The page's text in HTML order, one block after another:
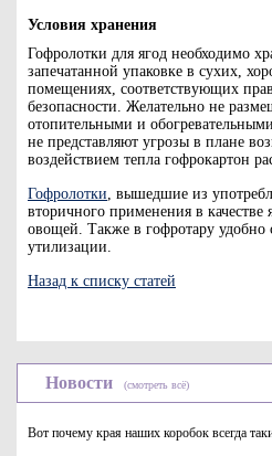
Условия хранения
Гофролотки для ягод необходимо
запечатанной упаковке в сухих,
помещениях, соответствующих
безопасности. Желательно не
отопительными и
не представляют угрозы в плане
воздействием тепла гофрокартон
Гофролотки, вышедшие из
вторичного применения в качестве
овощей. Также в гофротару удобно
утилизации.
Назад к списку статей
Новости (смотреть всё)
Вот почему края наших коробок всегда